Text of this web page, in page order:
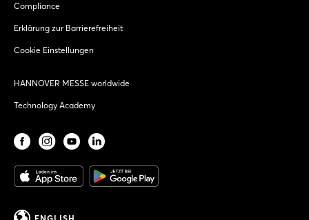
Compliance
Erklärung zur Barrierefreiheit
Cookie Einstellungen
HANNOVER MESSE worldwide
Technology Academy